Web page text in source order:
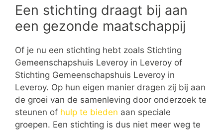
Een stichting draagt bij aan
een gezonde maatschappij
Of je nu een stichting hebt zoals Stichting
Gemeenschapshuis Leveroy in Leveroy of
Stichting Gemeenschapshuis Leveroy in
Leveroy. Op hun eigen manier dragen zij bij aan
de groei van de samenleving door onderzoek te
steunen of hulp te bieden aan speciale
groepen. Een stichting is dus niet meer weg te